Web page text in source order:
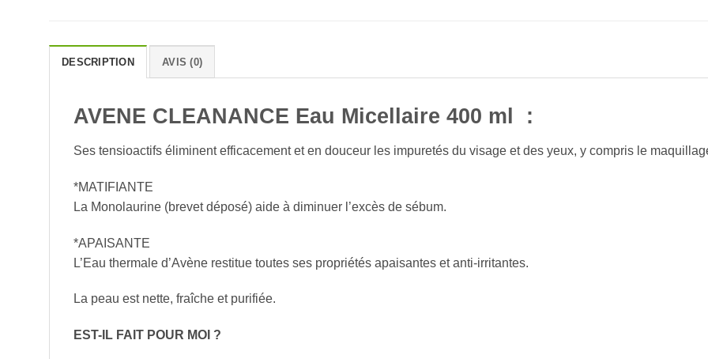
DESCRIPTION AVIS (0)
AVENE CLEANANCE Eau Micellaire 400 ml :
Ses tensioactifs éliminent efficacement et en douceur les impuretés du visage et des yeux, y compris le
*MATIFIANTE
La Monolaurine (brevet déposé) aide à diminuer l’excès de sébum.
*APAISANTE
L’Eau thermale d’Avène restitue toutes ses propriétés apaisantes et anti-irritantes.
La peau est nette, fraîche et purifiée.
EST-IL FAIT POUR MOI ?